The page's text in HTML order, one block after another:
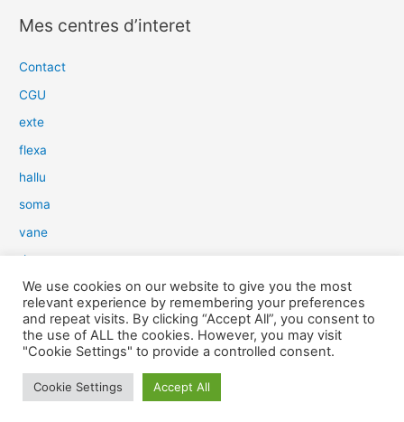
h
e
e
r
:
Mes centres d’interet
Contact
CGU
exte
flexa
hallu
soma
vane
dow
slim
aure
light
We use cookies on our website to give you the most
relevant experience by remembering your preferences
and repeat visits. By clicking “Accept All”, you consent to
the use of ALL the cookies. However, you may visit
"Cookie Settings" to provide a controlled consent.
Cookie Settings Accept All